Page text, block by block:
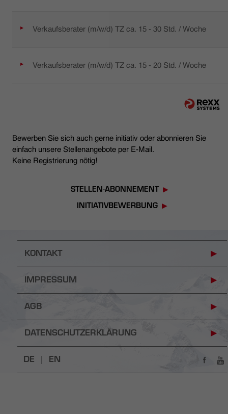
Verkaufsberater (m/w/d) TZ ca. 15 - 30 Std. / Woche
Verkaufsberater (m/w/d) TZ ca. 15 - 20 Std. / Woche
Bewerben Sie sich auch gerne initiativ oder abonnieren Sie
einfach unsere Stellenangebote per E-Mail.
Keine Registrierung nötig!
STELLEN-ABONNEMENT
INITIATIVBEWERBUNG
KONTAKT
IMPRESSUM
AGB
DATENSCHUTZERKLÄRUNG
DE | EN